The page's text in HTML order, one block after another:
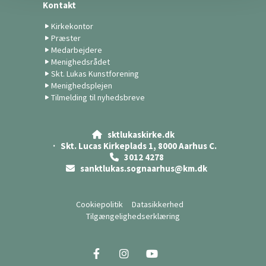
Kontakt
Kirkekontor
Præster
Medarbejdere
Menighedsrådet
Skt. Lukas Kunstforening
Menighedsplejen
Tilmelding til nyhedsbreve
sktlukaskirke.dk
· Skt. Lucas Kirkeplads 1, 8000 Aarhus C.
3012 4278
 sanktlukas.sognaarhus@km.dk
Cookiepolitik
Datasikkerhed
Tilgængelighedserklæring